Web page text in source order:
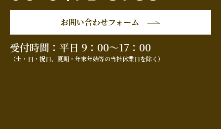
お問い合わせフォーム
受付時間：平日 9：00～17：00
（土・日・祝日、夏期・年末年始等の当社休業日を除く）